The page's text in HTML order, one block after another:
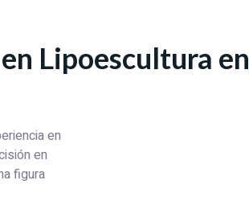
Lipoescultura en
en
en
figura